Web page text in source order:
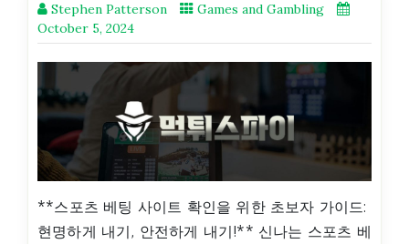
Stephen Patterson
Games and Gambling
October 5, 2024
**스포츠 베팅 사이트 확인을 위한 초보자 가이드:
현명하게 내기, 안전하게 내기!** 신나는 스포츠 베